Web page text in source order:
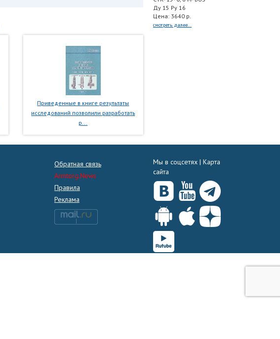
Приведенные в книге результаты
исследований позволили разработать
р...
Ду 15 Ру 16
Цена: 3640 р.
смотреть далее...
Обратная связь
Armtorg.News
Правила
Реклама
Мы в соцсетях | Карта
сайта